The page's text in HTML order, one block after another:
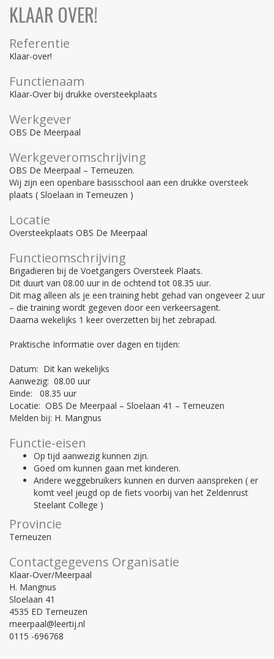
KLAAR OVER!
Referentie
Klaar-over!
Functienaam
Klaar-Over bij drukke oversteekplaats
Werkgever
OBS De Meerpaal
Werkgeveromschrijving
OBS De Meerpaal – Terneuzen.
Wij zijn een openbare basisschool aan een drukke oversteek
plaats ( Sloelaan in Terneuzen )
Locatie
Oversteekplaats OBS De Meerpaal
Functieomschrijving
Brigadieren bij de Voetgangers Oversteek Plaats.
Dit duurt van 08.00 uur in de ochtend tot 08.35 uur.
Dit mag alleen als je een training hebt gehad van ongeveer 2 uur
– die training wordt gegeven door een verkeersagent.
Daarna wekelijks 1 keer overzetten bij het zebrapad.
Praktische Informatie over dagen en tijden:
Datum: Dit kan wekelijks
Aanwezig: 08.00 uur
Einde: 08.35 uur
Locatie: OBS De Meerpaal – Sloelaan 41 – Terneuzen
Melden bij: H. Mangnus
Functie-eisen
Op tijd aanwezig kunnen zijn.
Goed om kunnen gaan met kinderen.
Andere weggebruikers kunnen en durven aanspreken ( er
komt veel jeugd op de fiets voorbij van het Zeldenrust
Steelant College )
Provincie
Terneuzen
Contactgegevens Organisatie
Klaar-Over/Meerpaal
H. Mangnus
Sloelaan 41
4535 ED Terneuzen
meerpaal@leertij.nl
0115 -696768